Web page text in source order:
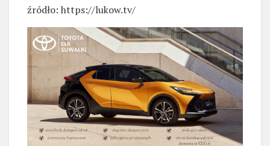
źródło: https://lukow.tv/